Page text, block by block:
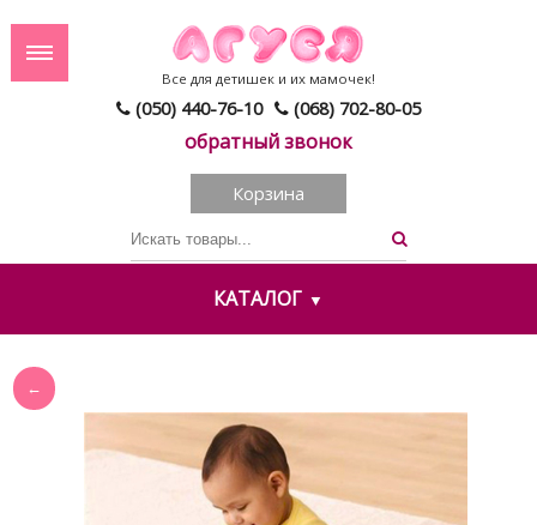
(050) 440-76-10 (068) 702-80-05
обратный звонок
Все для детишек и их мамочек!
Корзина
КАТАЛОГ